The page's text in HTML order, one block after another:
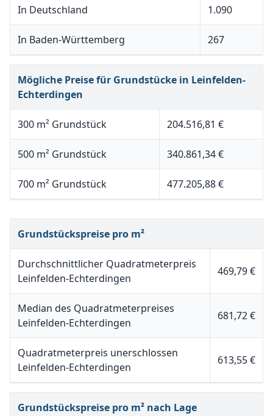
In Deutschland 1.090
In Baden-Württemberg 267
Mögliche Preise für Grundstücke in Leinfelden-
Echterdingen
300 m² Grundstück 204.516,81 €
500 m² Grundstück 340.861,34 €
700 m² Grundstück 477.205,88 €
Grundstückspreise pro m²
Durchschnittlicher Quadratmeterpreis
Leinfelden-Echterdingen
469,79 €
Median des Quadratmeterpreises
Leinfelden-Echterdingen
681,72 €
Quadratmeterpreis unerschlossen
Leinfelden-Echterdingen
613,55 €
Grundstückspreise pro m² nach Lage